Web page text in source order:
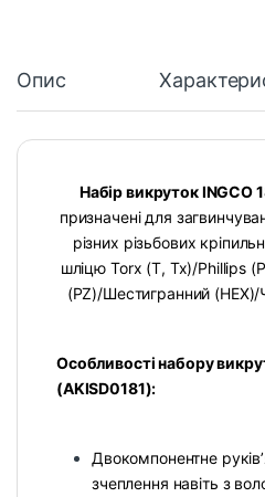
Опис
Набір викруток INGCO
призначені для
різних різьбових
шліцю Torx (T, Tx)/Phillips
(PZ)/Шестигранний (HEX)/
Особливості набору
(AKISD0181):
Двокомпонентне
зчеплення навіть з